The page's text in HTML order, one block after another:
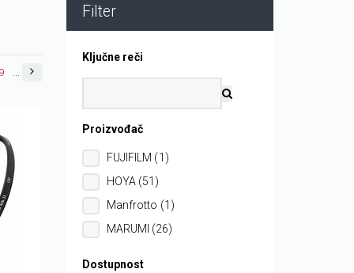
Filter
Ključne reči
Proizvođač
FUJIFILM (1)
HOYA (51)
Manfrotto (1)
MARUMI (26)
Dostupnost